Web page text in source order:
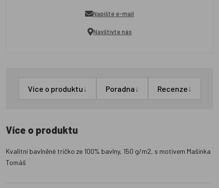
Napište e-mail
Navštivte nás
Více o produktu↓ Poradna↓ Recenze↓
Více o produktu
Kvalitní bavlněné tričko ze 100% bavlny, 150 g/m2, s motivem Mašinka
Tomáš